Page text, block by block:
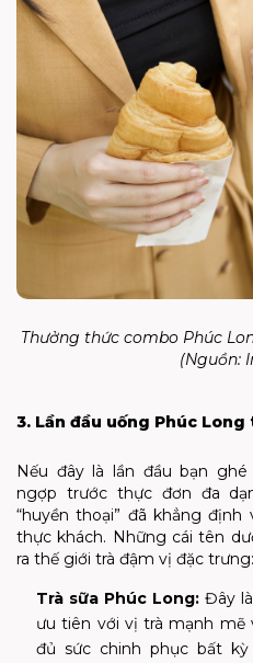
Thưởng thức combo Phúc
(Nguồn:
3. Lần đầu uống Phúc
Nếu đây là lần đầu bạn
ngợp trước thực đơn đa
“huyền thoại” đã khẳng
thực khách. Những cái tên
ra thế giới trà đậm vị đặc trưng:
Trà sữa Phúc Long:Đây là
ưu tiên với vị trà mạnh mẽ
đủ sức chinh phục bất